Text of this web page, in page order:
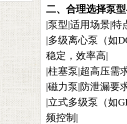
二、合理选择泵
|泵型|适用场景|特
|‌多级离心泵‌（如
稳定，效率高|
|‌柱塞泵‌|超高压需
|‌磁力泵‌|防泄漏要
|‌立式多级泵‌（如
频控制|